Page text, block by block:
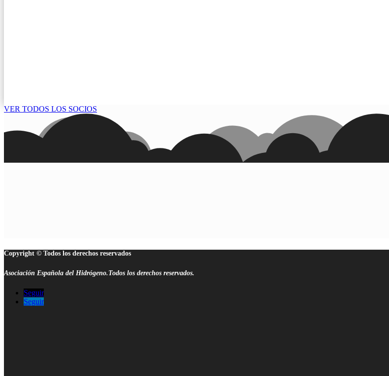
VER TODOS LOS SOCIOS
Copyright © Todos los derechos reservados
Asociación Española del Hidrógeno.Todos los derechos reservados.
Seguir
Seguir